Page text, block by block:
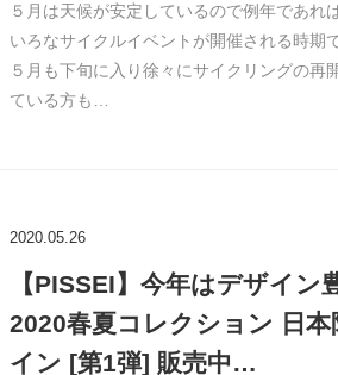
５月は天候が安定しているので例年であれ
いろなサイクルイベントが開催される時期
５月も下旬に入り徐々にサイクリングの再
ている方も…
2020.05.26
【PISSEI】今年はデザイン
2020春夏コレクション 日本
イン [第1弾] 販売中…